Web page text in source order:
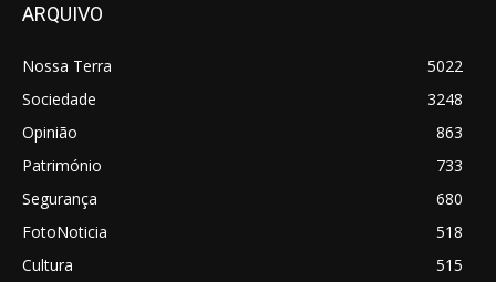
ARQUIVO
Nossa Terra
5022
Sociedade
3248
Opinião
863
Património
733
Segurança
680
FotoNoticia
518
Cultura
515